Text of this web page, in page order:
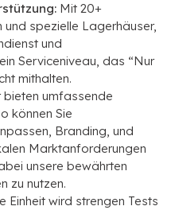
Mit 20+
spezielle Lagerhäuser,
und
Serviceniveau, das “Nur
mithalten.
bieten umfassende
können Sie
Branding, und
Marktanforderungen
unsere bewährten
zu nutzen.
Einheit wird strengen Tests